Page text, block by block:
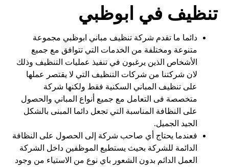
تنظيف في ابوظبي
دائما ما تقدم شركة تنظيف مباني ابوظبي مجموعة
متنوعة ومختلفة من الخدمات التي تتوافق مع جميع
الأشخاص الذين يرغبون في تنفيذ عمليات التنظيف وذلك
لان شركتنا من شركات التنظيف التي لا يقتصر عملها
على تنظيف المباني السكنية فقط ولكنها شركة
متخصصة فى التعامل مع جميع أنواع المباني والحصول
على النظافة المناسبة التي تجعل دائما المبنى بالشكل
الجيد الجميل.
فعندما يحتاج أي صاحب شركة إلى الحصول على النظافة
الدائمة للشركة بحيث يستطيع الموظفين داخل الشركة
العمل الدائم بدون الشعور باي نوع من الاستياء من وجود